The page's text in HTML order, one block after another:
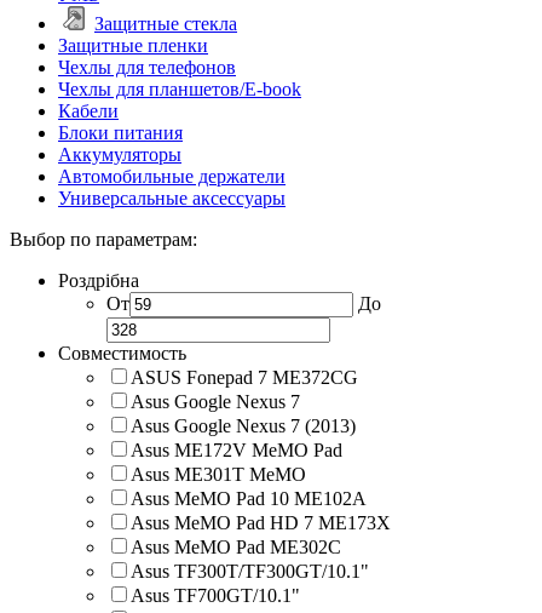
Защитные стекла
Защитные пленки
Чехлы для телефонов
Чехлы для планшетов/E-book
Кабели
Блоки питания
Аккумуляторы
Автомобильные держатели
Универсальные аксессуары
Выбор по параметрам:
Роздрібна
От
До
Совместимость
ASUS Fonepad 7 ME372CG
Asus Google Nexus 7
Asus Google Nexus 7 (2013)
Asus ME172V MeMO Pad
Asus ME301T MeMO
Asus MeMO Pad 10 ME102A
Asus MeMO Pad HD 7 ME173X
Asus MeMO Pad ME302C
Asus TF300T/TF300GT/10.1"
Asus TF700GT/10.1"